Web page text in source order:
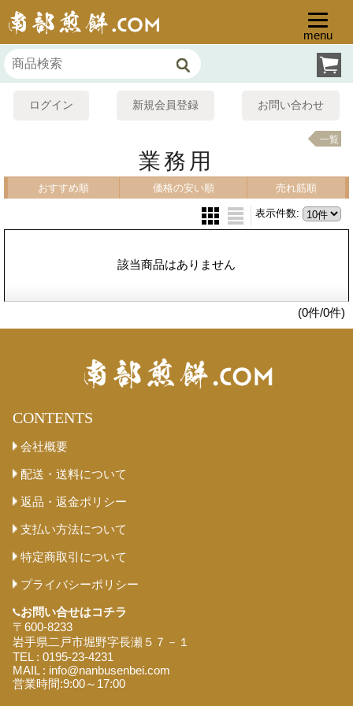
ログイン 新規会員登録 お問い合わせ
menu
業務用
一覧
おすすめ順 価格の安い順 売れ筋順
表示件数:
該当商品はありません
(0件/0件)
CONTENTS
会社概要
配送・送料について
返品・返金ポリシー
支払い方法について
特定商取引について
プライバシーポリシー
お問い合せはコチラ
〒600-8233
岩手県二戸市堀野字長瀬５７－１
TEL : 0195-23-4231
MAIL : info@nanbusenbei.com
営業時間:9:00～17:00